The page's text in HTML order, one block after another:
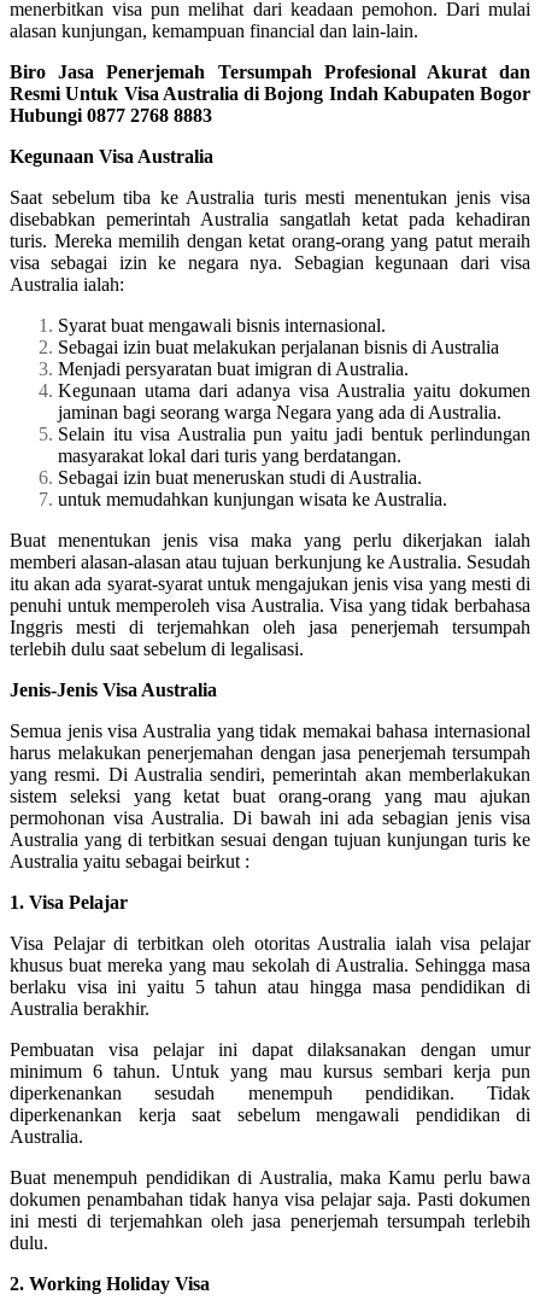
menerbitkan visa pun melihat dari keadaan pemohon. Dari mulai
alasan kunjungan, kemampuan financial dan lain-lain.
Biro Jasa Penerjemah Tersumpah Profesional Akurat dan
Resmi Untuk Visa Australia di Bojong Indah Kabupaten Bogor
Hubungi 0877 2768 8883
Kegunaan Visa Australia
Saat sebelum tiba ke Australia turis mesti menentukan jenis visa
disebabkan pemerintah Australia sangatlah ketat pada kehadiran
turis. Mereka memilih dengan ketat orang-orang yang patut meraih
visa sebagai izin ke negara nya. Sebagian kegunaan dari visa
Australia ialah:
Syarat buat mengawali bisnis internasional.
Sebagai izin buat melakukan perjalanan bisnis di Australia
Menjadi persyaratan buat imigran di Australia.
Kegunaan utama dari adanya visa Australia yaitu dokumen
jaminan bagi seorang warga Negara yang ada di Australia.
Selain itu visa Australia pun yaitu jadi bentuk perlindungan
masyarakat lokal dari turis yang berdatangan.
Sebagai izin buat meneruskan studi di Australia.
untuk memudahkan kunjungan wisata ke Australia.
Buat menentukan jenis visa maka yang perlu dikerjakan ialah
memberi alasan-alasan atau tujuan berkunjung ke Australia. Sesudah
itu akan ada syarat-syarat untuk mengajukan jenis visa yang mesti di
penuhi untuk memperoleh visa Australia. Visa yang tidak berbahasa
Inggris mesti di terjemahkan oleh jasa penerjemah tersumpah
terlebih dulu saat sebelum di legalisasi.
Jenis-Jenis Visa Australia
Semua jenis visa Australia yang tidak memakai bahasa internasional
harus melakukan penerjemahan dengan jasa penerjemah tersumpah
yang resmi. Di Australia sendiri, pemerintah akan memberlakukan
sistem seleksi yang ketat buat orang-orang yang mau ajukan
permohonan visa Australia. Di bawah ini ada sebagian jenis visa
Australia yang di terbitkan sesuai dengan tujuan kunjungan turis ke
Australia yaitu sebagai beirkut :
1. Visa Pelajar
Visa Pelajar di terbitkan oleh otoritas Australia ialah visa pelajar
khusus buat mereka yang mau sekolah di Australia. Sehingga masa
berlaku visa ini yaitu 5 tahun atau hingga masa pendidikan di
Australia berakhir.
Pembuatan visa pelajar ini dapat dilaksanakan dengan umur
minimum 6 tahun. Untuk yang mau kursus sembari kerja pun
diperkenankan sesudah menempuh pendidikan. Tidak
diperkenankan kerja saat sebelum mengawali pendidikan di
Australia.
Buat menempuh pendidikan di Australia, maka Kamu perlu bawa
dokumen penambahan tidak hanya visa pelajar saja. Pasti dokumen
ini mesti di terjemahkan oleh jasa penerjemah tersumpah terlebih
dulu.
2. Working Holiday Visa